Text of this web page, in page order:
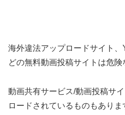
海外違法アップロードサイト
どの無料動画投稿サイトは危険
動画共有サービス/動画投稿サ
ロードされているものもありま